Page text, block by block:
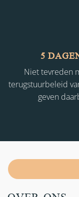
5
Niet tevreden
terugstuurbeleid
geven